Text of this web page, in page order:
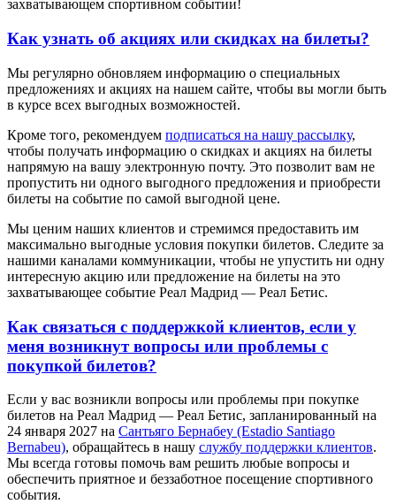
захватывающем спортивном событии!
Как узнать об акциях или скидках на билеты?
Мы регулярно обновляем информацию о специальных
предложениях и акциях на нашем сайте, чтобы вы могли быть
в курсе всех выгодных возможностей.
Кроме того, рекомендуем подписаться на нашу рассылку,
чтобы получать информацию о скидках и акциях на билеты
напрямую на вашу электронную почту. Это позволит вам не
пропустить ни одного выгодного предложения и приобрести
билеты на событие по самой выгодной цене.
Мы ценим наших клиентов и стремимся предоставить им
максимально выгодные условия покупки билетов. Следите за
нашими каналами коммуникации, чтобы не упустить ни одну
интересную акцию или предложение на билеты на это
захватывающее событие Реал Мадрид — Реал Бетис.
Как связаться с поддержкой клиентов, если у
меня возникнут вопросы или проблемы с
покупкой билетов?
Если у вас возникли вопросы или проблемы при покупке
билетов на Реал Мадрид — Реал Бетис, запланированный на
24 января 2027 на Сантьяго Бернабеу (Estadio Santiago
Bernabeu), обращайтесь в нашу службу поддержки клиентов.
Мы всегда готовы помочь вам решить любые вопросы и
обеспечить приятное и беззаботное посещение спортивного
события.